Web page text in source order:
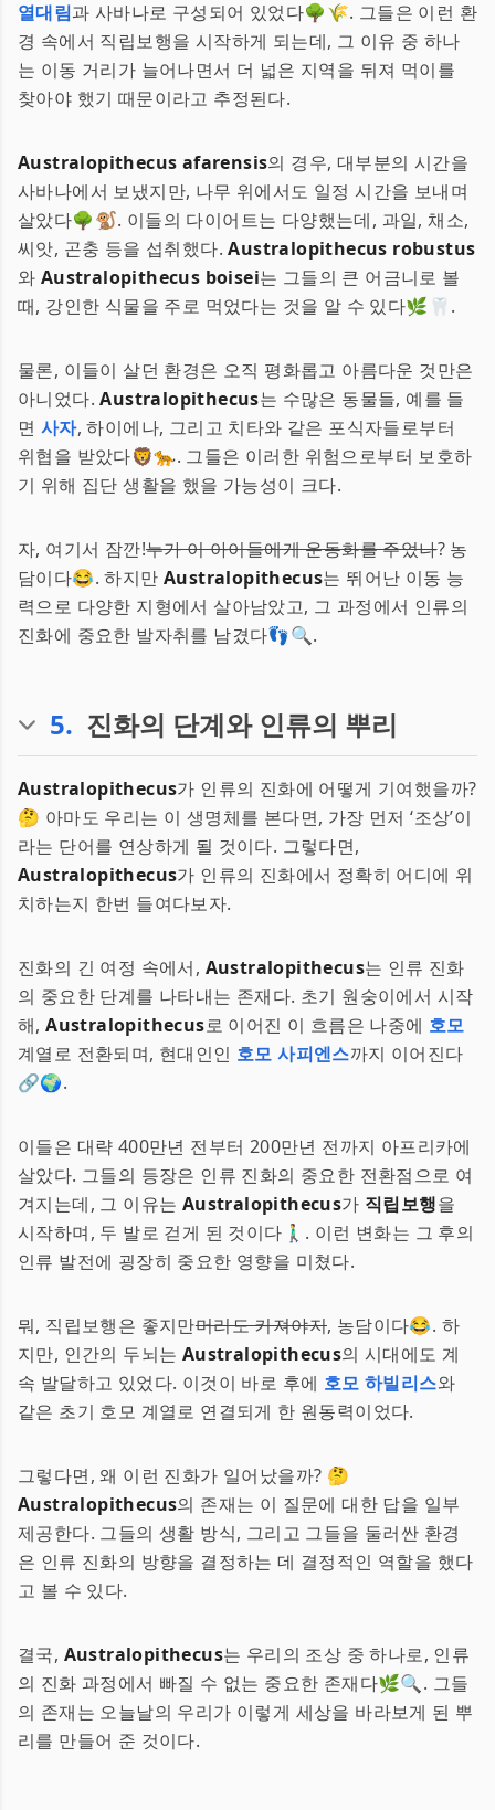
열대림과 사바나로 구성되어 있었다🌳🌾. 그들은 이런 환
경 속에서 직립보행을 시작하게 되는데, 그 이유 중 하나
는 이동 거리가 늘어나면서 더 넓은 지역을 뒤져 먹이를
찾아야 했기 때문이라고 추정된다.
Australopithecus afarensis의 경우, 대부분의 시간을
사바나에서 보냈지만, 나무 위에서도 일정 시간을 보내며
살았다🌳🐒. 이들의 다이어트는 다양했는데, 과일, 채소,
씨앗, 곤충 등을 섭취했다.Australopithecus robustus
와 Australopithecus boisei는 그들의 큰 어금니로 볼
때, 강인한 식물을 주로 먹었다는 것을 알 수 있다🌿🦷.
물론, 이들이 살던 환경은 오직 평화롭고 아름다운 것만은
아니었다.Australopithecus는 수많은 동물들, 예를 들
면 사자, 하이에나, 그리고 치타와 같은 포식자들로부터
위협을 받았다🦁🐆. 그들은 이러한 위험으로부터 보호하
기 위해 집단 생활을 했을 가능성이 크다.
자, 여기서 잠깐!누가 이 아이들에게 운동화를 주었나? 농
담이다😂. 하지만 Australopithecus는 뛰어난 이동 능
력으로 다양한 지형에서 살아남았고, 그 과정에서 인류의
진화에 중요한 발자취를 남겼다👣🔍.
5. 진화의 단계와 인류의 뿌리
Australopithecus가 인류의 진화에 어떻게 기여했을까?
🤔 아마도 우리는 이 생명체를 본다면, 가장 먼저 ‘조상’이
라는 단어를 연상하게 될 것이다. 그렇다면,
Australopithecus가 인류의 진화에서 정확히 어디에 위
치하는지 한번 들여다보자.
진화의 긴 여정 속에서, Australopithecus는 인류 진화
의 중요한 단계를 나타내는 존재다. 초기 원숭이에서 시작
해,Australopithecus로 이어진 이 흐름은 나중에 호모
계열로 전환되며, 현대인인 호모 사피엔스까지 이어진다
🔗🌍.
이들은 대략 400만년 전부터 200만년 전까지 아프리카에
살았다. 그들의 등장은 인류 진화의 중요한 전환점으로 여
겨지는데, 그 이유는 Australopithecus가 직립보행을
시작하며, 두 발로 걷게 된 것이다🚶‍♂️. 이런 변화는 그 후의
인류 발전에 굉장히 중요한 영향을 미쳤다.
뭐, 직립보행은 좋지만머리도 커져야지, 농담이다😂. 하
지만, 인간의 두뇌는 Australopithecus의 시대에도 계
속 발달하고 있었다. 이것이 바로 후에 호모 하빌리스와
같은 초기 호모 계열로 연결되게 한 원동력이었다.
그렇다면, 왜 이런 진화가 일어났을까? 🤔
Australopithecus의 존재는 이 질문에 대한 답을 일부
제공한다. 그들의 생활 방식, 그리고 그들을 둘러싼 환경
은 인류 진화의 방향을 결정하는 데 결정적인 역할을 했다
고 볼 수 있다.
결국, Australopithecus는 우리의 조상 중 하나로, 인류
의 진화 과정에서 빠질 수 없는 중요한 존재다🌿🔍. 그들
의 존재는 오늘날의 우리가 이렇게 세상을 바라보게 된 뿌
리를 만들어 준 것이다.